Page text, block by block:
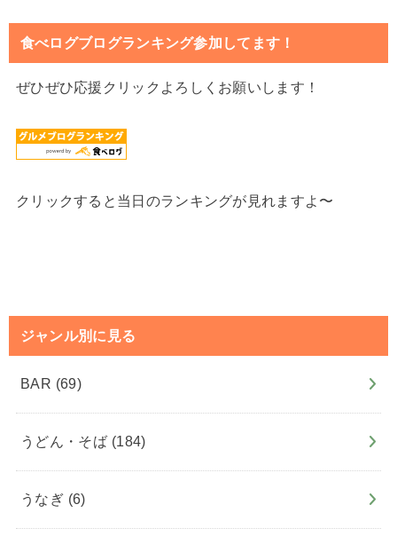
食べログブログランキング参加してます！
ぜひぜひ応援クリックよろしくお願いします！
クリックすると当日のランキングが見れますよ〜
ジャンル別に見る
BAR (69)
うどん・そば (184)
うなぎ (6)